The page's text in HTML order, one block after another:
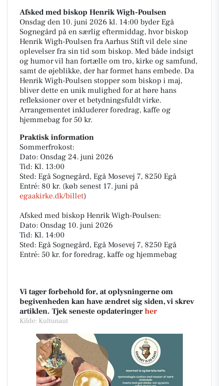
Afsked med biskop Henrik Wigh-Poulsen
Onsdag den 10. juni 2026 kl. 14:00 byder Egå
Sognegård på en særlig eftermiddag, hvor biskop
Henrik Wigh-Poulsen fra Aarhus Stift vil dele sine
oplevelser fra sin tid som biskop. Med både indsigt
og humor vil han fortælle om tro, kirke og samfund,
samt de øjeblikke, der har formet hans embede. Da
Henrik Wigh-Poulsen stopper som biskop i maj,
bliver dette en unik mulighed for at høre hans
refleksioner over et betydningsfuldt virke.
Arrangementet inkluderer foredrag, kaffe og
hjemmebag for 50 kr.
Praktisk information
Sommerfrokost:
Dato: Onsdag 24. juni 2026
Tid: Kl. 13:00
Sted: Egå Sognegård, Egå Mosevej 7, 8250 Egå
Entré: 80 kr. (køb senest 17. juni på
egaakirke.dk/billet)
Afsked med biskop Henrik Wigh-Poulsen:
Dato: Onsdag 10. juni 2026
Tid: Kl. 14:00
Sted: Egå Sognegård, Egå Mosevej 7, 8250 Egå
Entré: 50 kr. for foredrag, kaffe og hjemmebag
Vi tager forbehold for, at oplysningerne om
begivenheden kan have ændret sig siden, vi skrev
artiklen. Tjek seneste opdateringer her
Kilde: Kultunaut